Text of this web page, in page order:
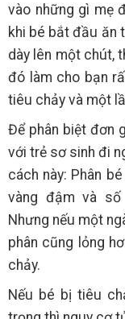
vào những gì mẹ
khi bé bắt đầu ăn
dày lên một chút,
đó làm cho bạn
tiêu chảy và một
Để phân biệt đơn
với trẻ sơ sinh đi
cách này: Phân
vàng đậm và
Nhưng nếu một
phân cũng lỏng
chảy.
Nếu bé bị tiêu